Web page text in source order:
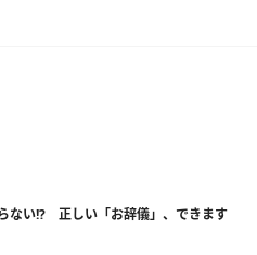
ない!? 正しい「お辞儀」、できます